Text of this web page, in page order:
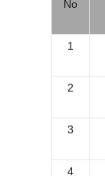
No
1
2
3
4